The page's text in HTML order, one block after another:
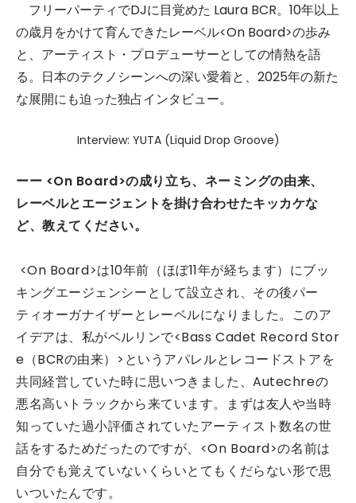
フリーパーティでDJに目覚めた Laura BCR。10年以上
の歳月をかけて育んできたレーベル<On Board>の歩み
と、アーティスト・プロデューサーとしての情熱を語
る。日本のテクノシーンへの深い愛着と、2025年の新た
な展開にも迫った独占インタビュー。
Interview: YUTA (Liquid Drop Groove)
ーー <On Board>の成り立ち、ネーミングの由来、
レーベルとエージェントを掛け合わせたキッカケな
ど、教えてください。
<On Board>は10年前（ほぼ11年が経ちます）にブッ
キングエージェンシーとして設立され、その後パー
ティオーガナイザーとレーベルになりました。このア
イデアは、私がベルリンで<Bass Cadet Record Stor
e（BCRの由来）>というアパレルとレコードストアを
共同経営していた時に思いつきました、Autechreの
悪名高いトラックから来ています。まずは友人や当時
知っていた過小評価されていたアーティスト数名の世
話をするためだったのですが、<On Board>の名前は
自分でも覚えていないくらいとてもくだらない形で思
いついたんです。